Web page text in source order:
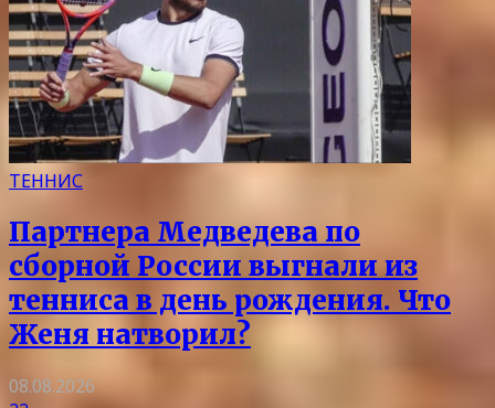
ТЕННИС
Партнера Медведева по
сборной России выгнали из
тенниса в день рождения. Что
Женя натворил?
08.08.2026